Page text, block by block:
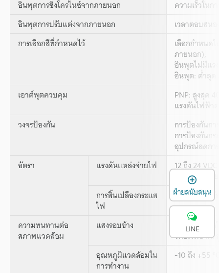
อินพุตการซิงโครไนซ์จากภายนอก
ความเร็วใน
อินพุตการปรับแต่งจากภายนอก
เวลาตอบสน
การเลือกสีที่กำหนดไว้
เลือกกำหนด
ภายนอก),
อินพุตไม่มีแร
อินพุต: ต่ำสุด
เอาต์พุตควบคุม
PNP: สูงสุด
แรงดันไฟฟ้า
วงจรป้องกัน
การป้องกันก
การป้องกันก
อุปกรณ์ลดกา
อัตรา
แรงดันแหล่งจ่ายไฟ 12 ถึง 24
10 % หรือน้อ
การสิ้นเปลืองกระแส
ไฟ
75 mA หรือน้
ความทนทานต่อ
สภาพแวดล้อม
แสงรอบข้าง หลอดไฟชนิ
ไฟธรรมชาติ:
อุณหภูมิแวดล้อมใน
การทำงาน
-10 ถึง +55
ฝ่ายสนับสนุน
LINE